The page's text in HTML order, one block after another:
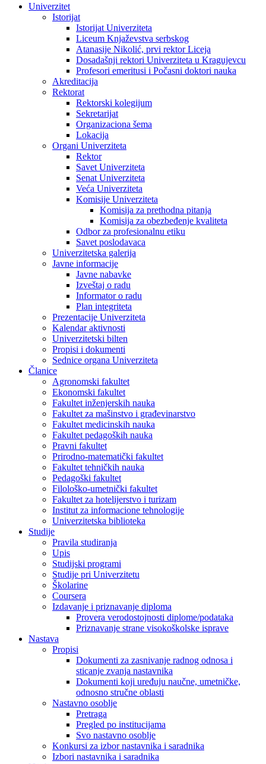
Univerzitet
Istorijat
Istorijat Univerziteta
Liceum Knjaževstva serbskog
Atanasije Nikolić, prvi rektor Liceja
Dosadašnji rektori Univerziteta u Kragujevcu
Profesori emeritusi i Počasni doktori nauka
Akreditacija
Rektorat
Rektorski kolegijum
Sekretarijat
Organizaciona šema
Lokacija
Organi Univerziteta
Rektor
Savet Univerziteta
Senat Univerziteta
Veća Univerziteta
Komisije Univerziteta
Komisija za prethodna pitanja
Komisija za obezbeđenje kvaliteta
Odbor za profesionalnu etiku
Savet poslodavaca
Univerzitetska galerija
Javne informacije
Javne nabavke
Izveštaj o radu
Informator o radu
Plan integriteta
Prezentacije Univerziteta
Kalendar aktivnosti
Univerzitetski bilten
Propisi i dokumenti
Sednice organa Univerziteta
Članice
Agronomski fakultet
Ekonomski fakultet
Fakultet inženjerskih nauka
Fakultet za mašinstvo i građevinarstvo
Fakultet medicinskih nauka
Fakultet pedagoških nauka
Pravni fakultet
Prirodno-matematički fakultet
Fakultet tehničkih nauka
Pedagoški fakultet
Filološko-umetnički fakultet
Fakultet za hotelijerstvo i turizam
Institut za informacione tehnologije
Univerzitetska biblioteka
Studije
Pravila studiranja
Upis
Studijski programi
Studije pri Univerzitetu
Školarine
Coursera
Izdavanje i priznavanje diploma
Provera verodostojnosti diplome/podataka
Priznavanje strane visokoškolske isprave
Nastava
Propisi
Dokumenti za zasnivanje radnog odnosa i
sticanje zvanja nastavnika
Dokumenti koji uređuju naučne, umetničke,
odnosno stručne oblasti
Nastavno osoblje
Pretraga
Pregled po institucijama
Svo nastavno osoblje
Konkursi za izbor nastavnika i saradnika
Izbori nastavnika i saradnika